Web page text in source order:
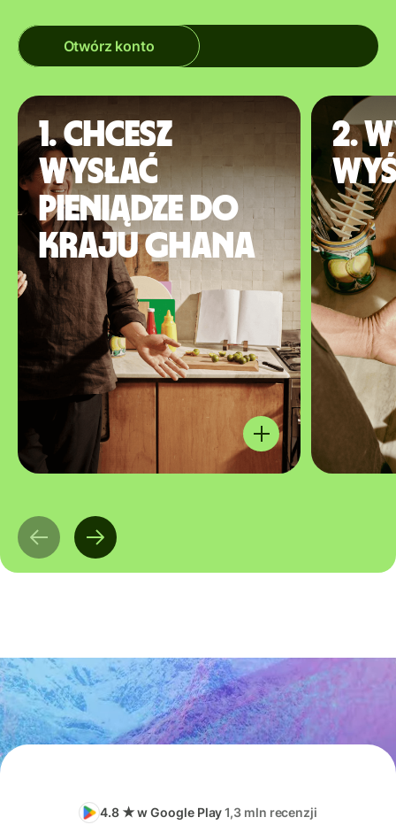
Otwórz konto
1. Chcesz
wysłać
pieniądze do
kraju Ghana
2.
4.8 ★ w Google Play1,3 mln recenzji